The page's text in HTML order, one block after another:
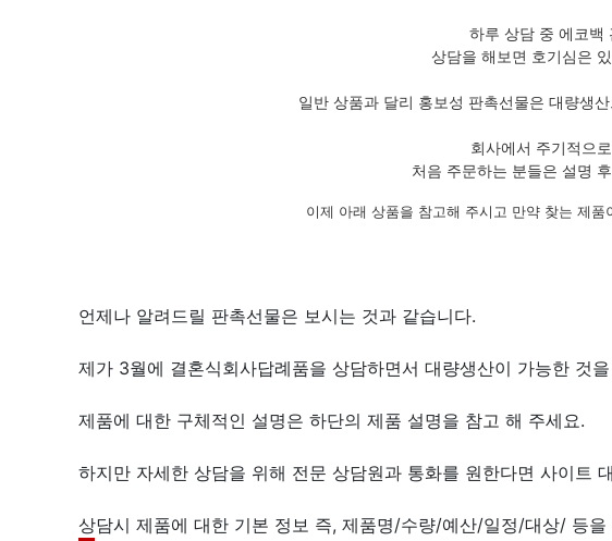
하루 상담 중 에코백
상담을 해보면 호기심은
일반 상품과 달리 홍보성 판촉선물은 대량생
회사에서 주기적으
처음 주문하는 분들은 설명
이제 아래 상품을 참고해 주시고 만약 찾는 제
언제나 알려드릴 판촉선물은 보시는 것과 같습니다.
제가 3월에 결혼식회사답례품을 상담하면서 대량생산이 가능한 것
제품에 대한 구체적인 설명은 하단의 제품 설명을 참고 해 주세요.
하지만 자세한 상담을 위해 전문 상담원과 통화를 원한다면 사이트
상담시 제품에 대한 기본 정보 즉, 제품명/수량/예산/일정/대상/ 등